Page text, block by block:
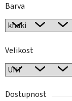
Barva
Velikost
Dostupnost